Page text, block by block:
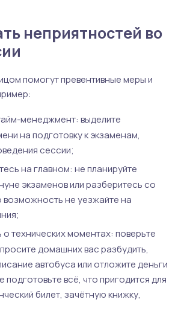
неприятностей во
помогут превентивные меры и
менеджмент: выделите
на подготовку к экзаменам,
сессии;
на главном: не планируйте
экзаменов или разберитесь со
возможность не уезжайте на
о технических моментах: поверьте
домашних вас разбудить,
автобуса или отложите деньги
подготовьте всё, что пригодится для
билет, зачётную книжку,